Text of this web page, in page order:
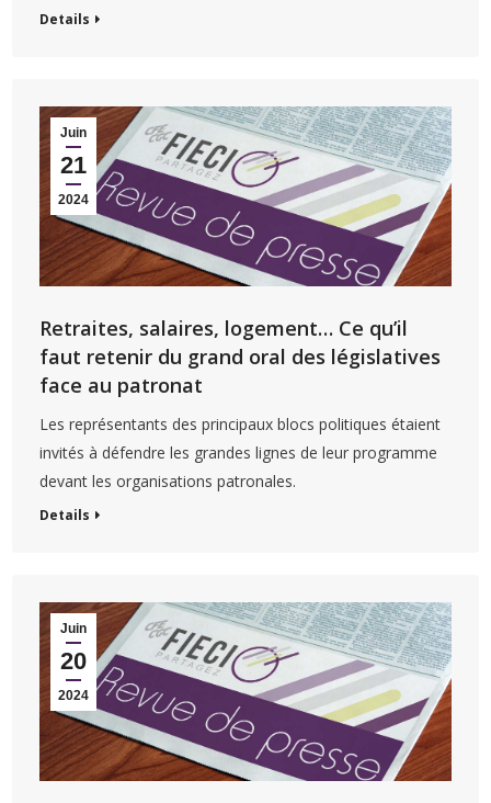
Details
Juin
21
2024
Retraites, salaires, logement… Ce qu’il
faut retenir du grand oral des législatives
face au patronat
Les représentants des principaux blocs politiques étaient
invités à défendre les grandes lignes de leur programme
devant les organisations patronales.
Details
Juin
20
2024